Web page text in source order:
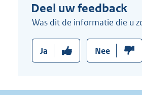
Deel uw feedback
Was dit de informatie die u
Ja Nee